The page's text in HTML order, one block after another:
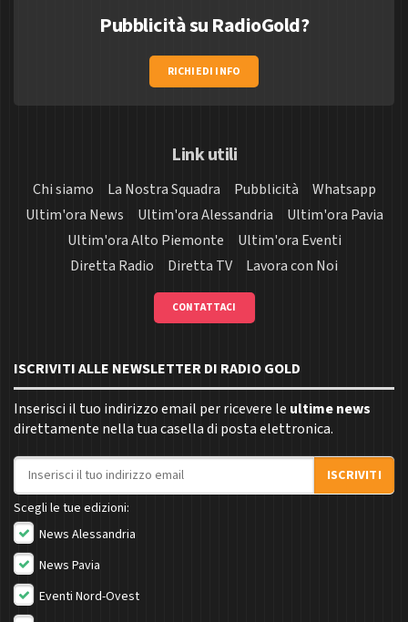
Pubblicità su RadioGold?
RICHIEDI INFO
Link utili
Chi siamo La Nostra Squadra Pubblicità
Whatsapp
Ultim'ora News
Ultim'ora Alessandria
Ultim'ora Pavia
Ultim'ora Alto Piemonte
Ultim'ora Eventi
Diretta Radio
Diretta TV Lavora con Noi
CONTATTACI
ISCRIVITI ALLE NEWSLETTER DI RADIO GOLD
Inserisci il tuo indirizzo email per ricevere le ultime news
direttamente nella tua casella di posta elettronica.
Indirizzo email
ISCRIVITI
Scegli le tue edizioni:
News Alessandria
News Pavia
Eventi Nord-Ovest